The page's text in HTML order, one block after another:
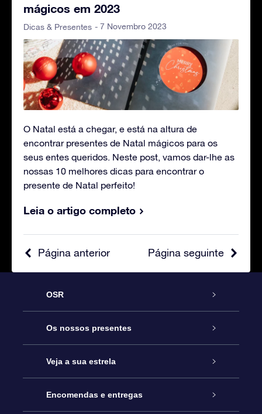
mágicos em 2023
Dicas & Presentes - 7 Novembro 2023
O Natal está a chegar, e está na altura de
encontrar presentes de Natal mágicos para os
seus entes queridos. Neste post, vamos dar-lhe as
nossas 10 melhores dicas para encontrar o
presente de Natal perfeito!
Leia o artigo completo
Página seguinte
Página anterior
OSR
Serviço
Contactos
O Blog
Os nossos presentes
Prenda Star Online
Pacote Prenda OSR
Veja a sua estrela
Registo de Estrela
Encomendas e entregas